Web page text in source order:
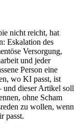
nicht reicht, hat
Eskalation des
Versorgung,
und jeder
Person eine
wo KI passt, ist
dieser Artikel soll
ohne Scham
zu wollen, wenn
passt.